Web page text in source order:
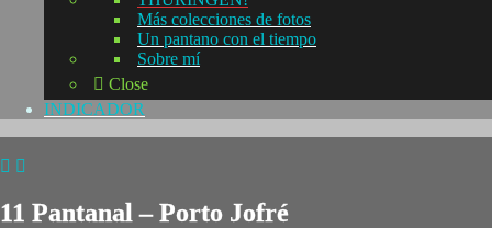
Más colecciones de fotos
Un pantano con el tiempo
Sobre mí
Close
INDICADOR
11 Pantanal – Porto Jofré